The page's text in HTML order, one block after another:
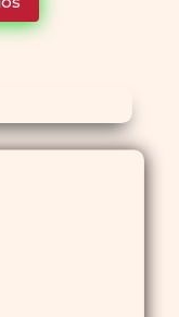
románticas con